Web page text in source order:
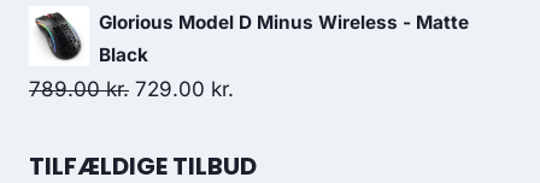
price
179.00 kr..
price
Glorious Model D Minus Wireless - Matte
Black
789.00kr. Original
was:
729.00 kr.
is:
TILFÆLDIGE TILBUD